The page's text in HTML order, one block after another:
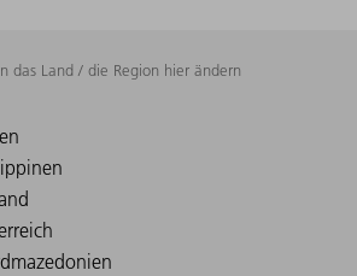
das Land / die Region hier ändern